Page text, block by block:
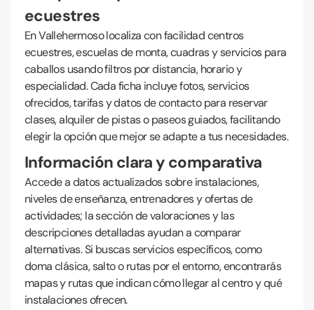
ecuestres
En Vallehermoso localiza con facilidad centros
ecuestres, escuelas de monta, cuadras y servicios para
caballos usando filtros por distancia, horario y
especialidad. Cada ficha incluye fotos, servicios
ofrecidos, tarifas y datos de contacto para reservar
clases, alquiler de pistas o paseos guiados, facilitando
elegir la opción que mejor se adapte a tus necesidades.
Información clara y comparativa
Accede a datos actualizados sobre instalaciones,
niveles de enseñanza, entrenadores y ofertas de
actividades; la sección de valoraciones y las
descripciones detalladas ayudan a comparar
alternativas. Si buscas servicios específicos, como
doma clásica, salto o rutas por el entorno, encontrarás
mapas y rutas que indican cómo llegar al centro y qué
instalaciones ofrecen.